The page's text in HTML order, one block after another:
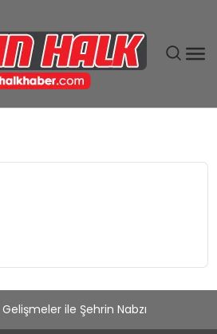
ile Şehrin Nabzı